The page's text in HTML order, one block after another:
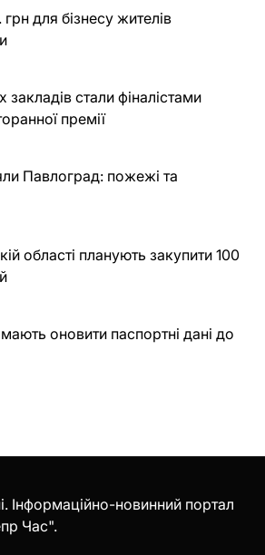
для бізнесу жителів
закладів стали фіналістами
премії
Павлоград: пожежі та
області планують закупити 100
оновити паспортні дані до
Інформаційно-новинний портал
Час".